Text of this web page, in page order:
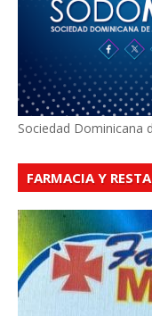
Sociedad Dominicana
FARMACIA Y